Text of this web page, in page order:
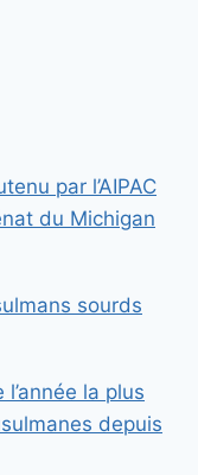
par l’AIPAC
du Michigan
sourds
la plus
depuis